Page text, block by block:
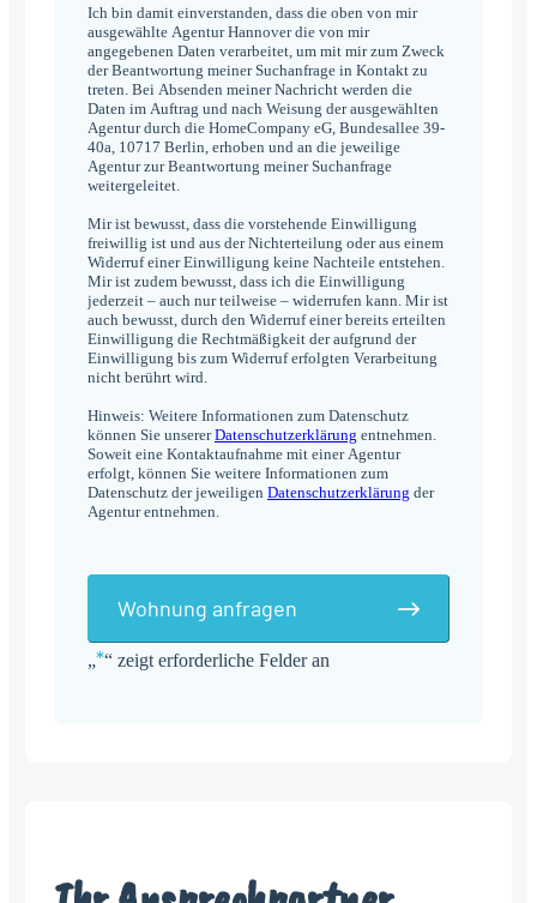
„*“ zeigt erforderliche Felder an
Ich bin damit einverstanden, dass die oben von mir
ausgewählte Agentur Hannover die von mir
angegebenen Daten verarbeitet, um mit mir zum Zweck
der Beantwortung meiner Suchanfrage in Kontakt zu
treten. Bei Absenden meiner Nachricht werden die
Daten im Auftrag und nach Weisung der ausgewählten
Agentur durch die HomeCompany eG, Bundesallee 39-
40a, 10717 Berlin, erhoben und an die jeweilige
Agentur zur Beantwortung meiner Suchanfrage
weitergeleitet.
Mir ist bewusst, dass die vorstehende Einwilligung
freiwillig ist und aus der Nichterteilung oder aus einem
Widerruf einer Einwilligung keine Nachteile entstehen.
Mir ist zudem bewusst, dass ich die Einwilligung
jederzeit – auch nur teilweise – widerrufen kann. Mir ist
auch bewusst, durch den Widerruf einer bereits erteilten
Einwilligung die Rechtmäßigkeit der aufgrund der
Einwilligung bis zum Widerruf erfolgten Verarbeitung
nicht berührt wird.
Hinweis: Weitere Informationen zum Datenschutz
können Sie unsererDatenschutzerklärung entnehmen.
Soweit eine Kontaktaufnahme mit einer Agentur
erfolgt, können Sie weitere Informationen zum
Datenschutz der jeweiligen Datenschutzerklärung der
Agentur entnehmen.
Wohnung anfragen